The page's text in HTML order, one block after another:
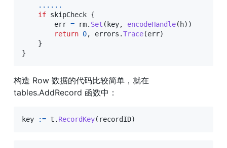
... ...
if skipCheck {
        err
= rm. Set (key, encodeHandle(h) )
return 0, errors .Trace(err)
}
}
构造 Row 数据的代码比较简单，就在
tables.AddRecord 函数中：
key := t . RecordKey( recordID)